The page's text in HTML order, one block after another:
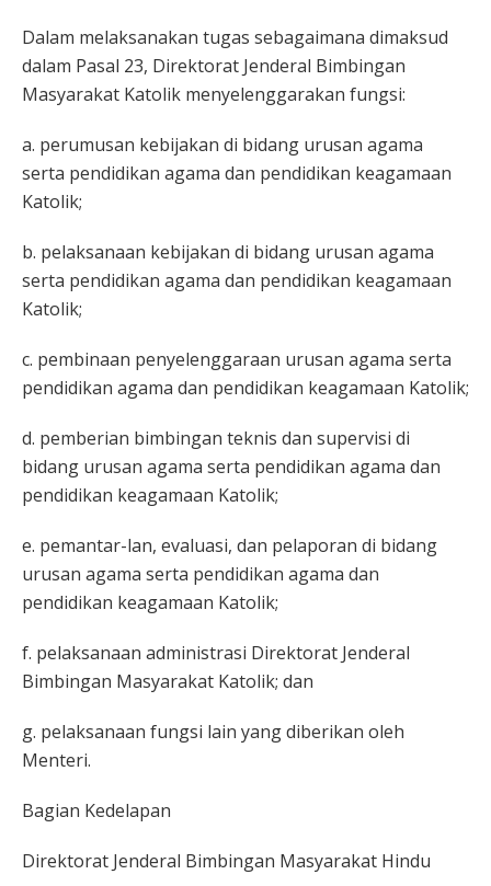
Dalam melaksanakan tugas sebagaimana dimaksud
dalam Pasal 23, Direktorat Jenderal Bimbingan
Masyarakat Katolik menyelenggarakan fungsi:
a. perumusan kebijakan di bidang urusan agama
serta pendidikan agama dan pendidikan keagamaan
Katolik;
b. pelaksanaan kebijakan di bidang urusan agama
serta pendidikan agama dan pendidikan keagamaan
Katolik;
c. pembinaan penyelenggaraan urusan agama serta
pendidikan agama dan pendidikan keagamaan Katolik;
d. pemberian bimbingan teknis dan supervisi di
bidang urusan agama serta pendidikan agama dan
pendidikan keagamaan Katolik;
e. pemantar-lan, evaluasi, dan pelaporan di bidang
urusan agama serta pendidikan agama dan
pendidikan keagamaan Katolik;
f. pelaksanaan administrasi Direktorat Jenderal
Bimbingan Masyarakat Katolik; dan
g. pelaksanaan fungsi lain yang diberikan oleh
Menteri.
Bagian Kedelapan
Direktorat Jenderal Bimbingan Masyarakat Hindu